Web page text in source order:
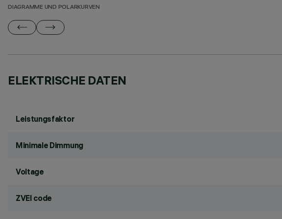
DIAGRAMME UND POLARKURVEN
ELEKTRISCHE DATEN
Leistungsfaktor
Minimale Dimmung
Voltage
ZVEI code